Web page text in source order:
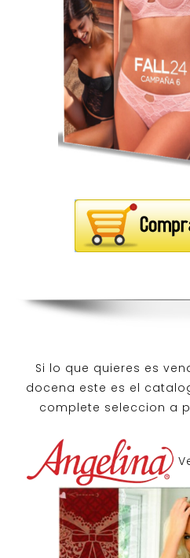
Si lo que quieres es
docena este es el
complete seleccion a